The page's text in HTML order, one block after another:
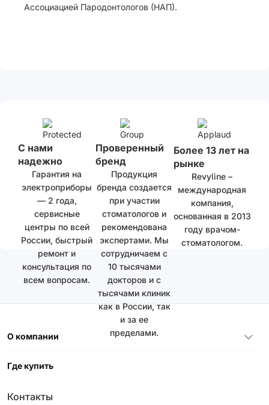
Ассоциацией Пародонтологов (НАП).
С нами
надежно
Гарантия на
электроприборы
— 2 года,
сервисные
центры по всей
России, быстрый
ремонт и
консультация по
всем вопросам.
Проверенный
бренд
Продукция
бренда создается
при участии
стоматологов и
рекомендована
экспертами. Мы
сотрудничаем с
10 тысячами
докторов и с
тысячами клиник
как в России, так
и за ее
пределами.
Более 13 лет на
рынке
Revyline –
международная
компания,
основанная в 2013
году врачом-
стоматологом.
О компании
Где купить
Контакты